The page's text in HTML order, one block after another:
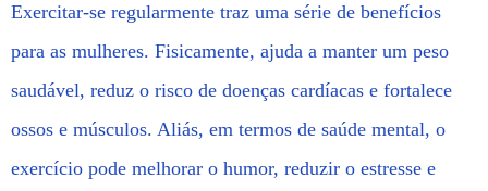
Exercitar-se regularmente traz uma série de benefícios
para as mulheres. Fisicamente, ajuda a manter um peso
saudável, reduz o risco de doenças cardíacas e fortalece
ossos e músculos. Aliás, em termos de saúde mental, o
exercício pode melhorar o humor, reduzir o estresse e